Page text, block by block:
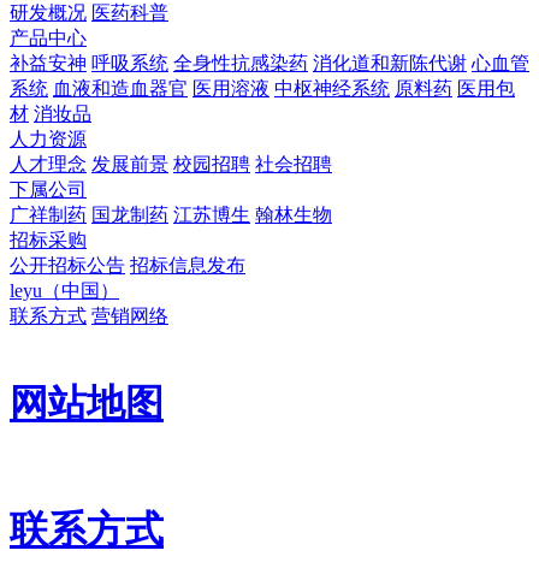
研发概况 医药科普
产品中心
补益安神 呼吸系统 全身性抗感染药 消化道和新陈代谢 心血管
系统 血液和造血器官 医用溶液 中枢神经系统 原料药 医用包
材 消妆品
人力资源
人才理念 发展前景 校园招聘 社会招聘
下属公司
广祥制药 国龙制药 江苏博生 翰林生物
招标采购
公开招标公告 招标信息发布
leyu（中国）
联系方式 营销网络
网站地图
联系方式